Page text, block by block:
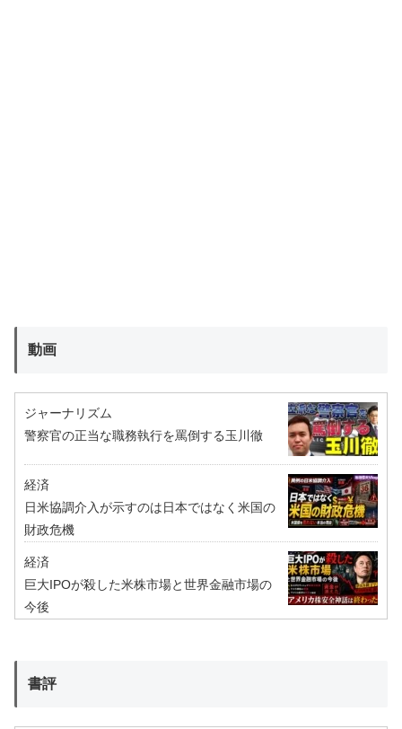
動画
ジャーナリズム
警察官の正当な職務執行を罵倒する玉川徹
経済
日米協調介入が示すのは日本ではなく米国の
財政危機
経済
巨大IPOが殺した米株市場と世界金融市場の
今後
書評